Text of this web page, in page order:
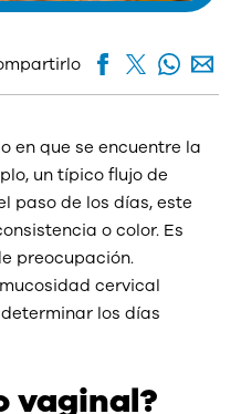
en que se encuentre la
un típico flujo de
paso de los días, este
o color. Es
preocupación.
cervical
los días
vaginal?